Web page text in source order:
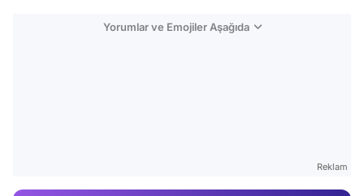
Yorumlar ve Emojiler Aşağıda
Reklam